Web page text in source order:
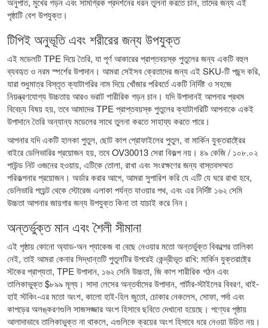
পৃষ্ঠাটি বেশ উপযুক্ত।
টিপিই অনুভূতি এবং শরীরের জন্য উপযুক্ত
এই মডেলটি TPE দিয়ে তৈরি, যা পূর্ণ আকারের প্রাপ্তবয়স্ক পুতুলের জন্য একটি বহুল
ব্যবহৃত ও নরম স্পর্শের উপাদান। আমরা সেইসব ক্রেতাদের জন্য এই SKU-টি পছন্দ করি,
যারা শুধুমাত্র বিস্তৃত ক্যাটাগরির নাম দিয়ে খোঁজার পরিবর্তে একটি নির্দিষ্ট ও সহজে
নিয়ন্ত্রণযোগ্য উচ্চতায় আরও ভরাট শারীরিক গড়ন চান। যদি উপাদানই আপনার প্রথম
বিবেচ্য বিষয় হয়, তবে আমাদের TPE প্রাপ্তবয়স্ক পুতুলের ক্যাটাগরিটি আপনাকে একই
উপাদানে তৈরি অন্যান্য মডেলের সাথে তুলনা করতে সাহায্য করতে পারে।
আপনার যদি একটি হালকা পুতুল, ছোট কাপ প্রোফাইলের পুতুল, বা মার্কিন যুক্তরাষ্ট্রের
বাইরে ডেলিভারির প্রয়োজন হয়, তবে OV30013 সেরা বিকল্প নয়। ৪৯ কেজি / ১০৮.০২
পাউন্ড নিট ওজনের হওয়ায়, এটিকে তোলা, রাখা এবং সংরক্ষণের জন্য বাস্তবসম্মত
পরিকল্পনার প্রয়োজন। অর্ডার করার আগে, আমরা সুপারিশ করি যে এটি যে ঘরে রাখা হবে,
ডেলিভারি পয়েন্ট থেকে স্টোরেজ এলাকা পর্যন্ত যাওয়ার পথ, এবং এর নির্দিষ্ট ১৬২ সেমি
উচ্চতা আপনার জায়গার জন্য উপযুক্ত কিনা তা যাচাই করে নিন।
অন্তর্ভুক্ত মান এবং শৈলী সীমানা
এই পৃষ্ঠায় কোনো অ্যাড-অন প্যাকেজ বা বেছে নেওয়ার মতো অন্তর্ভুক্ত বিকল্পের তালিকা
নেই, তাই আমরা কেনার সিদ্ধান্তটি পুতুলটির উপরেই কেন্দ্রীভূত রাখি: মার্কিন যুক্তরাষ্ট্রে
স্টকের প্রাপ্যতা, TPE উপাদান, ১৬২ সেমি উচ্চতা, জি কাপ শারীরিক গঠন এবং
তালিকাভুক্ত $৮৯৯ মূল্য। সাদা লেসের অন্তর্বাসের উপাদান, গার্টার-স্টাইলের বিবরণ, থাই-
হাই স্টকিং-এর মতো অংশ, কালো হাই-হিল জুতো, চোকার নেকলেস, সোফা, পর্দা এবং
কাপড়ের অলঙ্করণগুলি সাজসজ্জার অংশ হিসাবে ছবিতে দেখানো হয়েছে। পণ্যের পৃষ্ঠায়
আলাদাভাবে তালিকাভুক্ত না থাকলে, এগুলিকে ক্রয়ের অংশ হিসাবে ধরে নেওয়া উচিত নয়।